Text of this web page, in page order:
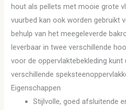
hout als pellets met mooie grote
vuurbed kan ook worden gebruikt
behulp van het meegeleverde
leverbaar in twee verschillende
voor de oppervlaktebekleding kunt
verschillende
Eigenschappen
Stijlvolle, goed afsluitende